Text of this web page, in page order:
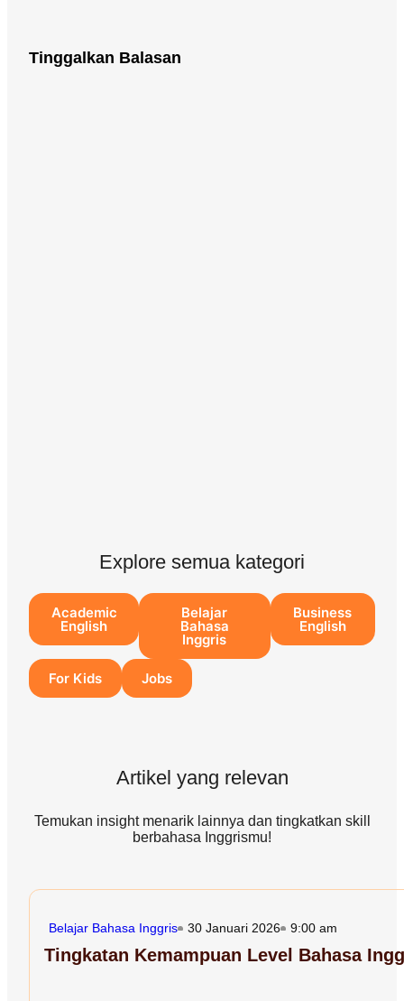
Tinggalkan Balasan
Explore semua kategori
Academic
English
Belajar
Bahasa
Inggris
Business
English
For Kids Jobs
Artikel yang relevan
Temukan insight menarik lainnya dan tingkatkan skill
berbahasa Inggrismu!
Belajar Bahasa Inggris 30 Januari 2026 9:00 am
Tingkatan Kemampuan Level Bahasa